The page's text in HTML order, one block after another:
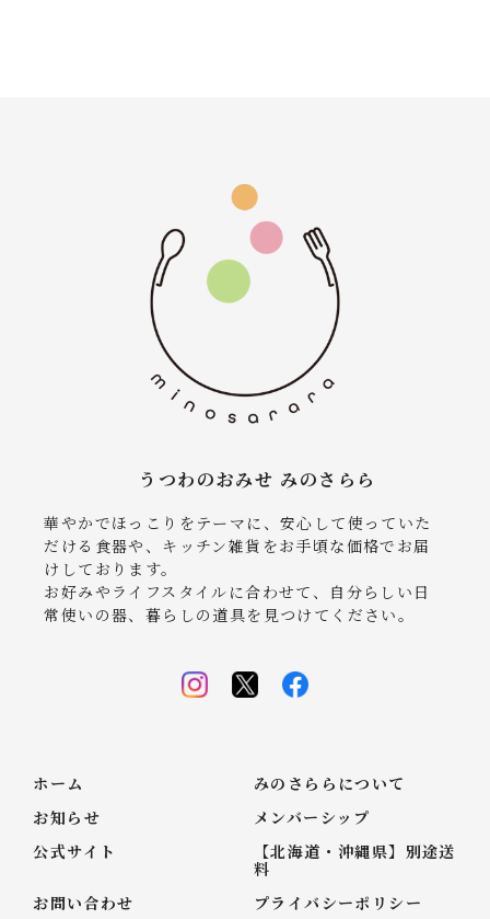
うつわのおみせ みのさらら
華やかでほっこりをテーマに、安心して使っていた
だける食器や、キッチン雑貨をお手頃な価格でお届
けしております。
お好みやライフスタイルに合わせて、自分らしい日
常使いの器、暮らしの道具を見つけてください。
ホーム
みのさららについて
お知らせ
メンバーシップ
公式サイト
【北海道・沖縄県】別途送
料
お問い合わせ
プライバシーポリシー